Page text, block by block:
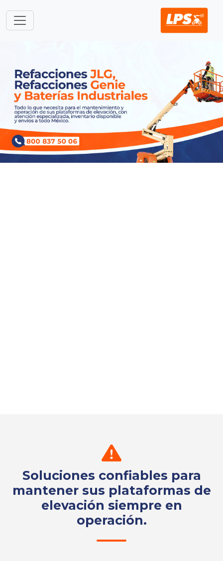
Soluciones confiables para
mantener sus plataformas de
elevación siempre en
operación.